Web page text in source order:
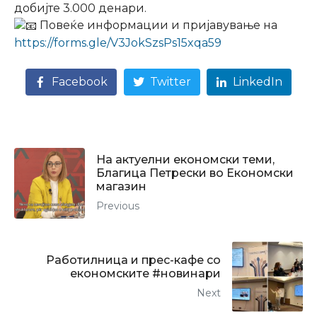
добијте 3.000 денари.
Повеќе информации и пријавување на
https://forms.gle/V3JokSzsPs15xqa59
Facebook Twitter LinkedIn
На актуелни економски теми,
Благица Петрески во Економски
магазин
Previous
Работилница и прес-кафе со
економските #новинари
Next